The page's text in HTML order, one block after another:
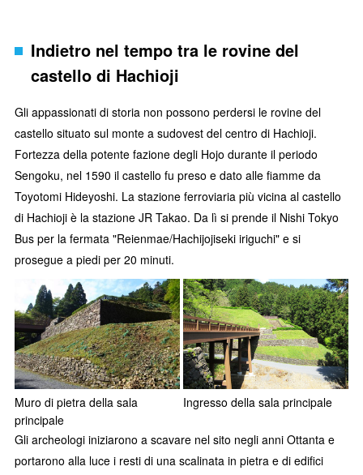
Indietro nel tempo tra le rovine del
castello di Hachioji
Gli appassionati di storia non possono perdersi le rovine del
castello situato sul monte a sudovest del centro di Hachioji.
Fortezza della potente fazione degli Hojo durante il periodo
Sengoku, nel 1590 il castello fu preso e dato alle fiamme da
Toyotomi Hideyoshi. La stazione ferroviaria più vicina al castello
di Hachioji è la stazione JR Takao. Da lì si prende il Nishi Tokyo
Bus per la fermata "Reienmae/Hachijojiseki iriguchi" e si
prosegue a piedi per 20 minuti.
Muro di pietra della sala
principale
Ingresso della sala principale
Gli archeologi iniziarono a scavare nel sito negli anni Ottanta e
portarono alla luce i resti di una scalinata in pietra e di edifici